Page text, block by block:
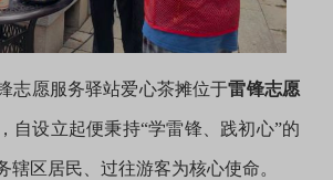
愿服务驿站爱心茶摊位于雷锋志愿
自设立起便秉持“学雷锋、践初心”的
辖区居民、过往游客为核心使命。